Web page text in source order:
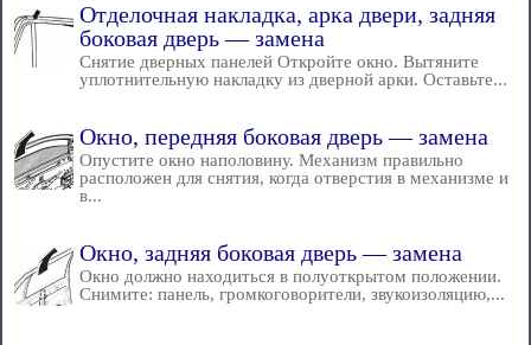
Отделочная накладка, арка двери, задняя
боковая дверь — замена
Снятие дверных панелей Откройте окно. Вытяните
уплотнительную накладку из дверной арки. Оставьте...
Окно, передняя боковая дверь — замена
Опустите окно наполовину. Механизм правильно
расположен для снятия, когда отверстия в механизме и
в...
Окно, задняя боковая дверь — замена
Окно должно находиться в полуоткрытом положении.
Снимите: панель, громкоговорители, звукоизоляцию,...